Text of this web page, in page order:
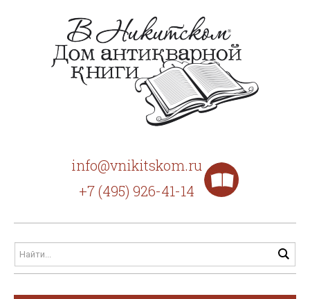
info@vnikitskom.ru
+7 (495) 926-41-14